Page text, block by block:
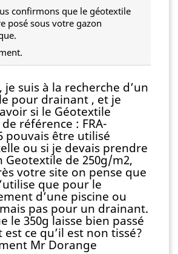
confirmons que le géotextile
posé sous votre gazon
je suis à la recherche d’un
pour drainant , et je
si le Géotextile
référence : FRA-
pouvais être utilisé
ou si je devais prendre
de 250g/m2,
votre site on pense que
que pour le
d’une piscine ou
pas pour un drainant.
le 350g laisse bien passé
est ce qu’il est non tissé?
Mr Dorange